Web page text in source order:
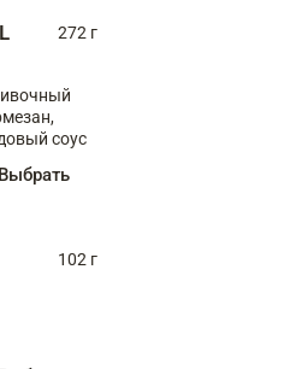
272 г
соус
Выбрать
102 г